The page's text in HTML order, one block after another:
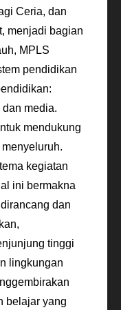
Ceria, dan
menjadi bagian
MPLS
pendidikan
media.
mendukung
kegiatan
ini bermakna
dan
tinggi
lingkungan
belajar yang